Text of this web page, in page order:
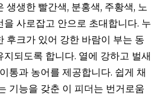
생생한 빨간색, 분홍색, 주황색, 노
사로잡고 안으로 초대합니다. 누
후크가 있어 강한 바람이 부는 동
되도록 합니다. 열에 강하고 벌새
통과 농어를 제공합니다. 쉽게 채
기능을 갖춘 이 피더는 번거로움